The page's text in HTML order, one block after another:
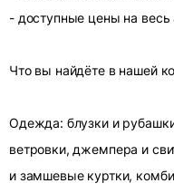
- доступные цены на весь
Что вы найдёте в нашей
Одежда: блузки и
ветровки, джемпера и
и замшевые куртки,